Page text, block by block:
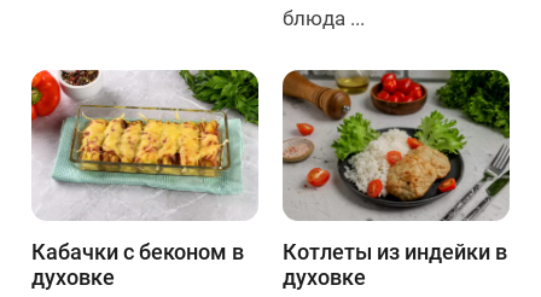
блюда ...
Кабачки с беконом в
духовке
Котлеты из индейки в
духовке